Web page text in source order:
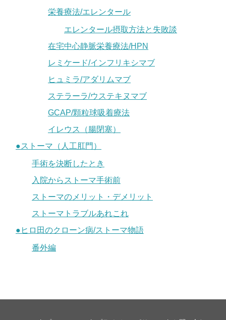
栄養療法/エレンタール
エレンタール摂取方法と失敗談
在宅中心静脈栄養療法/HPN
レミケード/インフリキシマブ
ヒュミラ/アダリムマブ
ステラーラ/ウステキヌマブ
GCAP/顆粒球吸着療法
イレウス（腸閉塞）
●ストーマ（人工肛門）
手術を決断したとき
入院からストーマ手術前
ストーマのメリット・デメリット
ストーマトラブルあれこれ
●ヒロ田のクローン病/ストーマ物語
番外編